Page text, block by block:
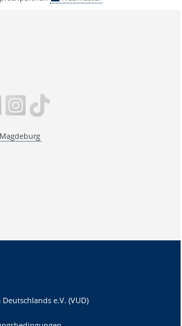
e.V. (VUD)